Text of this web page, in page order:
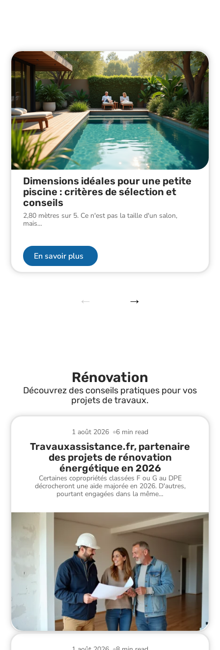
Dimensions idéales pour une petite
piscine : critères de sélection et
conseils
2,80 mètres sur 5. Ce n'est pas la taille d'un salon,
mais…
En savoir plus
Rénovation
Découvrez des conseils pratiques pour vos
projets de travaux.
6 min read
1 août 2026
Travauxassistance.fr, partenaire
des projets de rénovation
énergétique en 2026
Certaines copropriétés classées F ou G au DPE
décrocheront une aide majorée en 2026. D'autres,
pourtant engagées dans la même…